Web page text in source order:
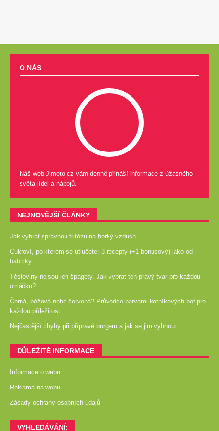
O NÁS
Náš web Jimeto.cz vám denně přináší informace z úžasného
světa jídel a nápojů.
NEJNOVĚJŠÍ ČLÁNKY
Jak vybrat správnou fritézu na horký vzduch
Cukroví, po kterém se utlučete: 3 recepty (+1 bonusový) jako od
babičky
Těstoviny nejsou jen špagety. Jak vybrat ten pravý tvar pro každou
omáčku?
Černá, béžová nebo červená? Průvodce barvami kotníkových bot pro
každou příležitost
Nejčastější chyby při přípravě burgerů a jak se jim vyhnout
DŮLEŽITÉ INFORMACE
Informace o webu
Reklama na webu
Zásady ochrany osobních údajů
VYHLEDÁVÁNÍ: